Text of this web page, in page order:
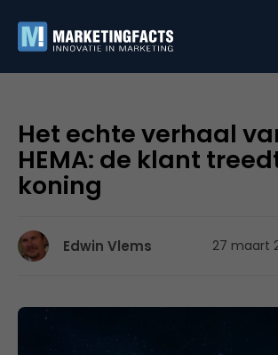
Het echte verhaal
HEMA: de klant
koning
Edwin Vlems 27 maart